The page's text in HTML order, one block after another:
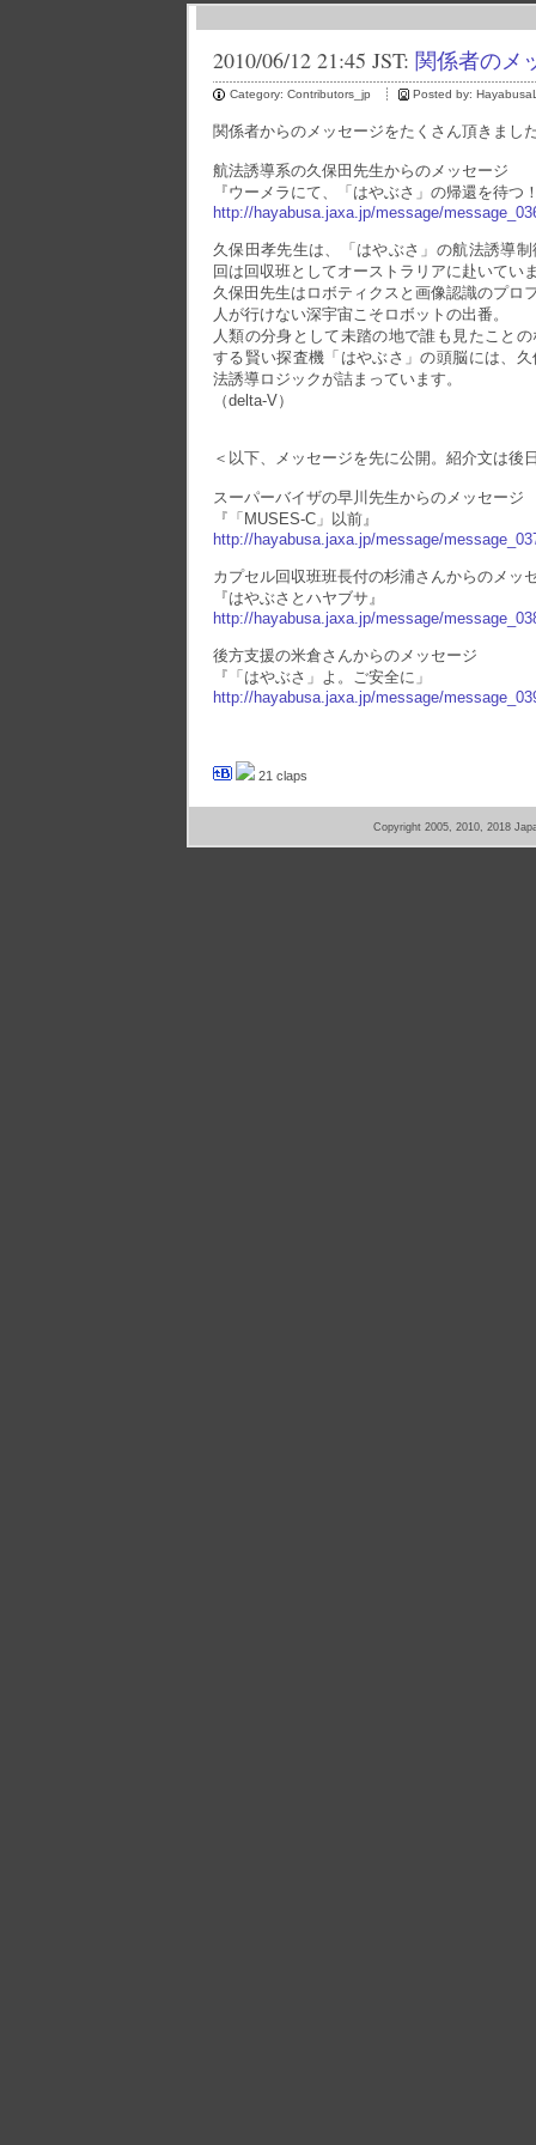
2010/06/12 21:45 JST: 関係者のメ
Category: Contributors_jp Posted by:
関係者からのメッセージをたくさん頂きまし
航法誘導系の久保田先生からのメッセージ
『ウーメラにて、「はやぶさ」の帰還を待つ
http://hayabusa.jaxa.jp/message/
久保田孝先生は、「はやぶさ」の航法誘導
回は回収班としてオーストラリアに赴いてい
久保田先生はロボティクスと画像認識のプロ
人が行けない深宇宙こそロボットの出番。
人類の分身として未踏の地で誰も見たこと
する賢い探査機「はやぶさ」の頭脳には、
法誘導ロジックが詰まっています。
（delta-V）
＜以下、メッセージを先に公開。紹介文は後
スーパーバイザの早川先生からのメッセージ
『「MUSES-C」以前』
http://hayabusa.jaxa.jp/message/
カプセル回収班班長付の杉浦さんからのメッ
『はやぶさとハヤブサ』
http://hayabusa.jaxa.jp/message/
後方支援の米倉さんからのメッセージ
『「はやぶさ」よ。ご安全に」
http://hayabusa.jaxa.jp/message/
21 claps
Copyright 2005, 2010, 2018